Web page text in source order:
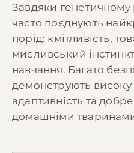
Завдяки генетичному
часто поєднують
порід: кмітливість,
мисливський інстинкт
навчання. Багато
демонструють високу
адаптивність та
домашніми